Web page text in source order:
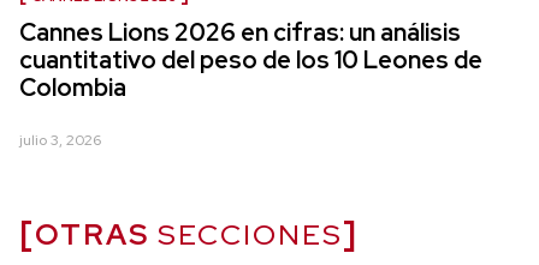
Cannes Lions 2026 en cifras: un análisis
cuantitativo del peso de los 10 Leones de
Colombia
julio 3, 2026
OTRAS SECCIONES